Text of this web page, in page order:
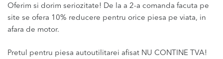
Oferim si dorim seriozitate! De la a 2-a comanda facuta pe
site se ofera 10% reducere pentru orice piesa pe viata, in
afara de motor.
Pretul pentru piesa autoutilitarei afisat NU CONTINE TVA!